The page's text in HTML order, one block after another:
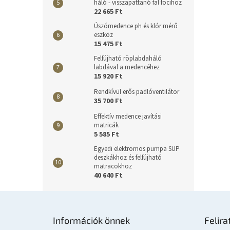
háló - visszapattanó fal focihoz
22 665 Ft
Úszómedence ph és klór mérő
eszköz
15 475 Ft
Felfújható röplabdaháló
labdával a medencéhez
15 920 Ft
Rendkívül erős padlóventilátor
35 700 Ft
Effektív medence javítási
matricák
5 585 Ft
Egyedi elektromos pumpa SUP
deszkákhoz és felfújható
matracokhoz
40 640 Ft
Információk önnek